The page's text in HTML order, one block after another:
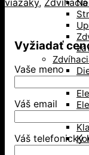
Vyžiadať
Vaše meno
Váš email
Váš telefonický